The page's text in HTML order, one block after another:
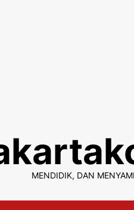
content
MENDIDIK, DAN